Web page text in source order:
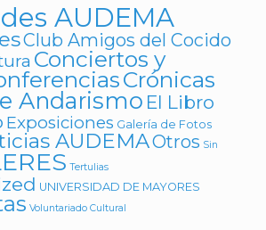
AUDEMA
Club Amigos del Cocido
Conciertos y
Crónicas
Andarismo El Libro
Exposiciones Galería de Fotos
AUDEMAOtros Sin
Tertulias
UNIVERSIDAD DE MAYORES
Voluntariado Cultural